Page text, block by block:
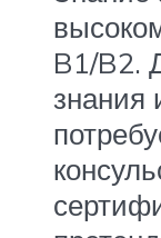
B1/B2.
знания